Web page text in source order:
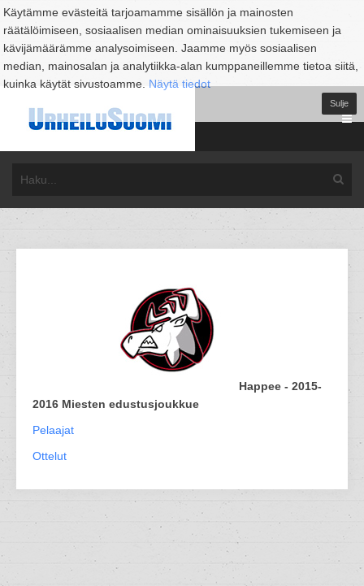
Käytämme evästeitä tarjoamamme sisällön ja mainosten
räätälöimiseen, sosiaalisen median ominaisuuksien tukemiseen ja
kävijämäärämme analysoimiseen. Jaamme myös sosiaalisen
median, mainosalan ja analytiikka-alan kumppaneillemme tietoa siitä,
kuinka käytät sivustoamme. Näytä tiedot
Sulje
Happee - 2015-
2016 Miesten edustusjoukkue
Pelaajat
Ottelut